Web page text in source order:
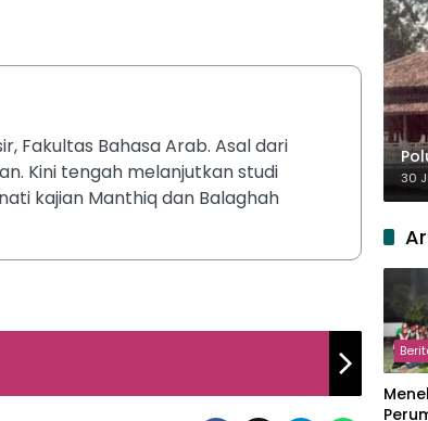
Fakultas Bahasa Arab. Asal dari
Kini tengah melanjutkan studi
kajian Manthiq dan Balaghah
30